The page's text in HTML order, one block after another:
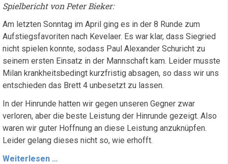
:-)
Spielbericht von Peter Bieker:
Am letzten Sonntag im April ging es in der 8 Runde zum
Aufstiegsfavoriten nach Kevelaer. Es war klar, dass Siegried
nicht spielen konnte, sodass Paul Alexander Schuricht zu
seinem ersten Einsatz in der Mannschaft kam. Leider musste
Milan krankheitsbedingt kurzfristig absagen, so dass wir uns
entschieden das Brett 4 unbesetzt zu lassen.
In der Hinrunde hatten wir gegen unseren Gegner zwar
verloren, aber die beste Leistung der Hinrunde gezeigt. Also
waren wir guter Hoffnung an diese Leistung anzuknüpfen.
Leider gelang dieses nicht so, wie erhofft.
Weiterlesen …